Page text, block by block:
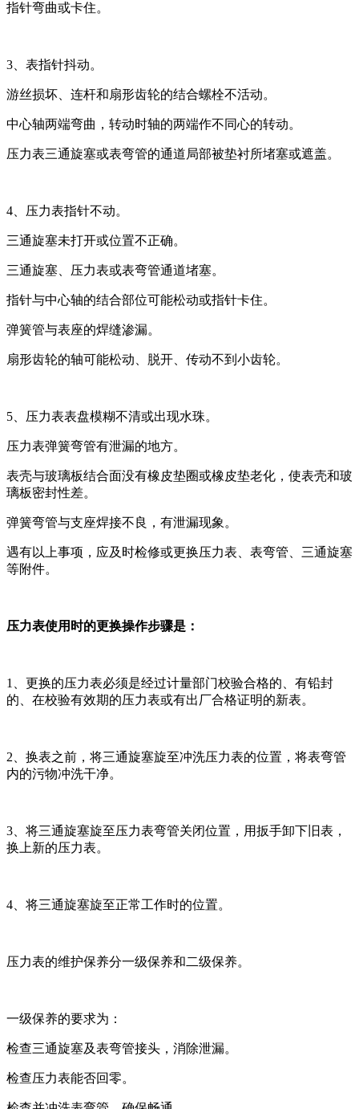
指针弯曲或卡住。
3、表指针抖动。
游丝损坏、连杆和扇形齿轮的结合螺栓不活动。
中心轴两端弯曲，转动时轴的两端作不同心的转动。
压力表三通旋塞或表弯管的通道局部被垫衬所堵塞或遮盖。
4、压力表指针不动。
三通旋塞未打开或位置不正确。
三通旋塞、压力表或表弯管通道堵塞。
指针与中心轴的结合部位可能松动或指针卡住。
弹簧管与表座的焊缝渗漏。
扇形齿轮的轴可能松动、脱开、传动不到小齿轮。
5、压力表表盘模糊不清或出现水珠。
压力表弹簧弯管有泄漏的地方。
表壳与玻璃板结合面没有橡皮垫圈或橡皮垫老化，使表壳和玻
璃板密封性差。
弹簧弯管与支座焊接不良，有泄漏现象。
遇有以上事项，应及时检修或更换压力表、表弯管、三通旋塞
等附件。
压力表使用时的更换操作步骤是：
1、更换的压力表必须是经过计量部门校验合格的、有铅封
的、在校验有效期的压力表或有出厂合格证明的新表。
2、换表之前，将三通旋塞旋至冲洗压力表的位置，将表弯管
内的污物冲洗干净。
3、将三通旋塞旋至压力表弯管关闭位置，用扳手卸下旧表，
换上新的压力表。
4、将三通旋塞旋至正常工作时的位置。
压力表的维护保养分一级保养和二级保养。
一级保养的要求为：
检查三通旋塞及表弯管接头，消除泄漏。
检查压力表能否回零。